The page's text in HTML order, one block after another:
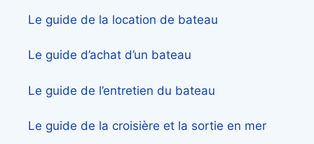
Le guide de la location de bateau
Le guide d’achat d’un bateau
Le guide de l’entretien du bateau
Le guide de la croisière et la sortie en mer